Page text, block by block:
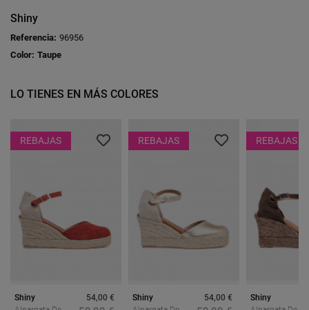
Shiny
Referencia: 96956
Color: Taupe
LO TIENES EN MÁS COLORES
REBAJAS
Shiny
54,00 €
REBAJAS
Shiny
54,00 €
REBAJAS
Shiny